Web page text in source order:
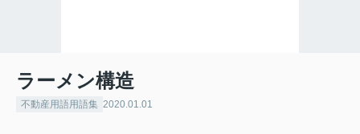
ラーメン構造
不動産用語用語集 2020.01.01